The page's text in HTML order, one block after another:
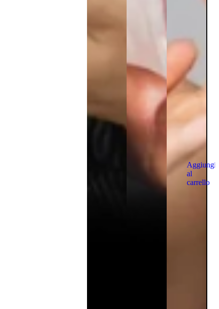
Aggiungi
al
carrello